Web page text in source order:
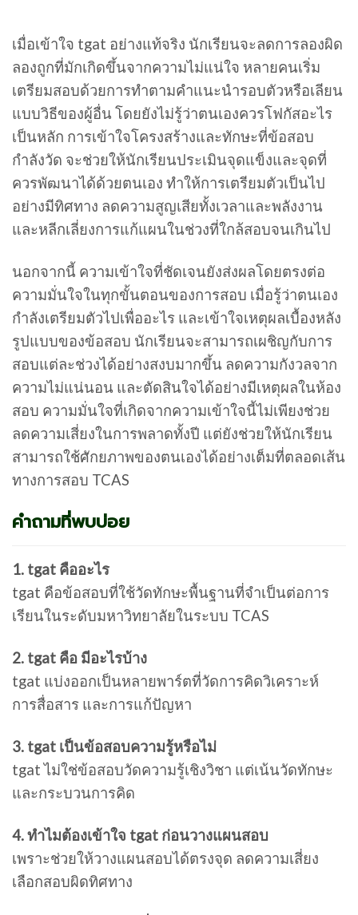
เมื่อเข้าใจ tgat อย่างแท้จริง นักเรียนจะลดการลองผิด
ลองถูกที่มักเกิดขึ้นจากความไม่แน่ใจ หลายคนเริ่ม
เตรียมสอบด้วยการทำตามคำแนะนำรอบตัวหรือเลียน
แบบวิธีของผู้อื่น โดยยังไม่รู้ว่าตนเองควรโฟกัสอะไร
เป็นหลัก การเข้าใจโครงสร้างและทักษะที่ข้อสอบ
กำลังวัด จะช่วยให้นักเรียนประเมินจุดแข็งและจุดที่
ควรพัฒนาได้ด้วยตนเอง ทำให้การเตรียมตัวเป็นไป
อย่างมีทิศทาง ลดความสูญเสียทั้งเวลาและพลังงาน
และหลีกเลี่ยงการแก้แผนในช่วงที่ใกล้สอบจนเกินไป
นอกจากนี้ ความเข้าใจที่ชัดเจนยังส่งผลโดยตรงต่อ
ความมั่นใจในทุกขั้นตอนของการสอบ เมื่อรู้ว่าตนเอง
กำลังเตรียมตัวไปเพื่ออะไร และเข้าใจเหตุผลเบื้องหลัง
รูปแบบของข้อสอบ นักเรียนจะสามารถเผชิญกับการ
สอบแต่ละช่วงได้อย่างสงบมากขึ้น ลดความกังวลจาก
ความไม่แน่นอน และตัดสินใจได้อย่างมีเหตุผลในห้อง
สอบ ความมั่นใจที่เกิดจากความเข้าใจนี้ไม่เพียงช่วย
ลดความเสี่ยงในการพลาดทั้งปี แต่ยังช่วยให้นักเรียน
สามารถใช้ศักยภาพของตนเองได้อย่างเต็มที่ตลอดเส้น
ทางการสอบ TCAS
คำถามที่พบบ่อย
1. tgat คืออะไร
tgat คือข้อสอบที่ใช้วัดทักษะพื้นฐานที่จำเป็นต่อการ
เรียนในระดับมหาวิทยาลัยในระบบ TCAS
2. tgat คือ มีอะไรบ้าง
tgat แบ่งออกเป็นหลายพาร์ตที่วัดการคิดวิเคราะห์
การสื่อสาร และการแก้ปัญหา
3. tgat เป็นข้อสอบความรู้หรือไม่
tgat ไม่ใช่ข้อสอบวัดความรู้เชิงวิชา แต่เน้นวัดทักษะ
และกระบวนการคิด
4. ทำไมต้องเข้าใจ tgat ก่อนวางแผนสอบ
เพราะช่วยให้วางแผนสอบได้ตรงจุด ลดความเสี่ยง
เลือกสอบผิดทิศทาง